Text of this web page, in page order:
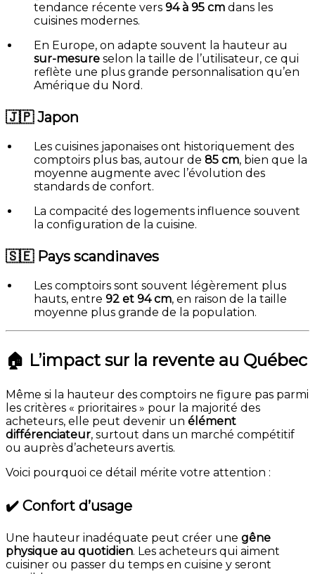
tendance récente vers 94 à 95 cm dans les
cuisines modernes.
En Europe, on adapte souvent la hauteur au
sur-mesure selon la taille de l’utilisateur, ce qui
reflète une plus grande personnalisation qu’en
Amérique du Nord.
🇯🇵Japon
Les cuisines japonaises ont historiquement des
comptoirs plus bas, autour de 85 cm, bien que la
moyenne augmente avec l’évolution des
standards de confort.
La compacité des logements influence souvent
la configuration de la cuisine.
🇸🇪 Pays scandinaves
Les comptoirs sont souvent légèrement plus
hauts, entre 92 et 94 cm, en raison de la taille
moyenne plus grande de la population.
🏠 L’impact sur la revente au Québec
Même si la hauteur des comptoirs ne figure pas parmi
les critères « prioritaires » pour la majorité des
acheteurs, elle peut devenir un élément
différenciateur, surtout dans un marché compétitif
ou auprès d’acheteurs avertis.
Voici pourquoi ce détail mérite votre attention :
✔️ Confort d’usage
Une hauteur inadéquate peut créer une gêne
physique au quotidien. Les acheteurs qui aiment
cuisiner ou passer du temps en cuisine y seront